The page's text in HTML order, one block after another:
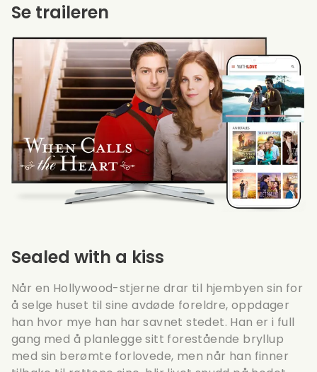
Sealed with a kiss
Når en Hollywood-stjerne drar til hjembyen sin for
å selge huset til sine avdøde foreldre, oppdager
han hvor mye han har savnet stedet. Han er i full
gang med å planlegge sitt forestående bryllup
med sin berømte forlovede, men når han finner
Se traileren